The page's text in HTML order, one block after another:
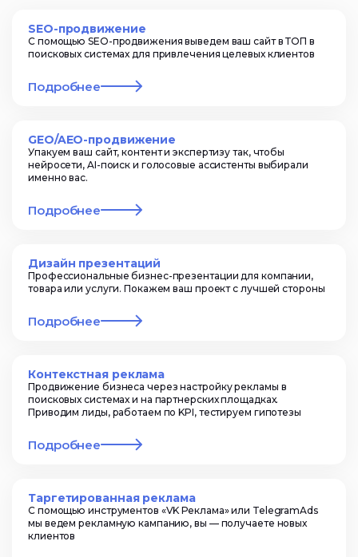
SEO-продвижение
С помощью SEO-продвижения выведем ваш сайт в ТОП в
поисковых системах для привлечения целевых клиентов
Подробнее
GEO/AEO-продвижение
Упакуем ваш сайт, контент и экспертизу так, чтобы
нейросети, AI-поиск и голосовые ассистенты выбирали
именно вас.
Подробнее
Дизайн презентаций
Профессиональные бизнес-презентации для компании,
товара или услуги. Покажем ваш проект с лучшей стороны
Подробнее
Контекстная реклама
Продвижение бизнеса через настройку рекламы в
поисковых системах и на партнерских площадках.
Приводим лиды, работаем по KPI, тестируем гипотезы
Подробнее
Таргетированная реклама
С помощью инструментов «VK Реклама» или TelegramAds
мы ведем рекламную кампанию, вы — получаете новых
клиентов